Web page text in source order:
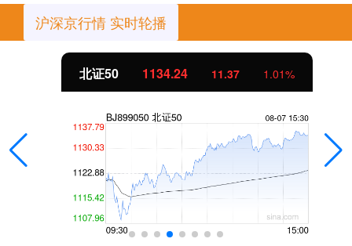
沪深京行情 实时轮播
北证50 1134.24 11.37 1.01%